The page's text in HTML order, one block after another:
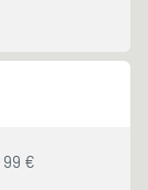
99 €